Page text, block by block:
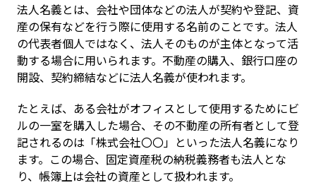
法人名義とは、会社や団体などの法人が契約や登記、資
産の保有などを行う際に使用する名前のことです。法人
の代表者個人ではなく、法人そのものが主体となって活
動する場合に用いられます。不動産の購入、銀行口座の
開設、契約締結などに法人名義が使われます。
たとえば、ある会社がオフィスとして使用するためにビ
ルの一室を購入した場合、その不動産の所有者として登
記されるのは「株式会社〇〇」といった法人名義になり
ます。この場合、固定資産税の納税義務者も法人とな
り、帳簿上は会社の資産として扱われます。